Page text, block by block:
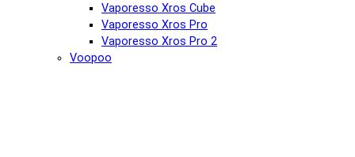
Vaporesso Xros Cube
Vaporesso Xros Pro
Vaporesso Xros Pro 2
Voopoo